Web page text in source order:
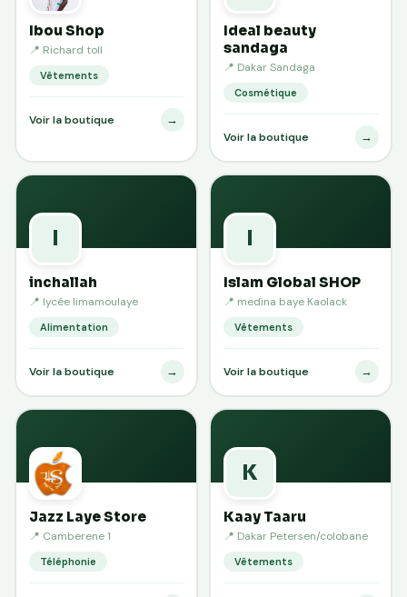
Ibou Shop
📍 Richard toll
Vêtements
Voir la boutique →
Ideal beauty
sandaga
📍 Dakar Sandaga
Cosmétique
Voir la boutique →
inchallah
📍 lycée limamoulaye
Alimentation
Voir la boutique →
Islam Global SHOP
📍 medina baye Kaolack
Vêtements
Voir la boutique →
Jazz Laye Store
📍 Camberene 1
Téléphonie
K
Kaay Taaru
📍 Dakar Petersen/colobane
Vêtements